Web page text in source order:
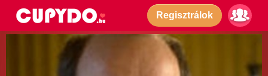
Regisztrálok